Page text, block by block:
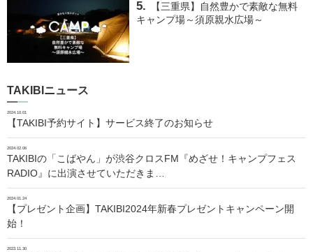
【三重県】自然豊かで素敵な無料
キャンプ場～須原親水広場～
TAKIBIニュース
2024.10.01
【TAKIBI予約サイト】サービス終了のお知らせ
2024.02.06
TAKIBIの「こばやん」が渋谷クロスFM『めざせ！キャンプフェス
RADIO』に出演させていただきま…
2024.01.24
【プレゼント企画】TAKIBI2024年新春プレゼントキャンペーン開
始！
2023.11.30